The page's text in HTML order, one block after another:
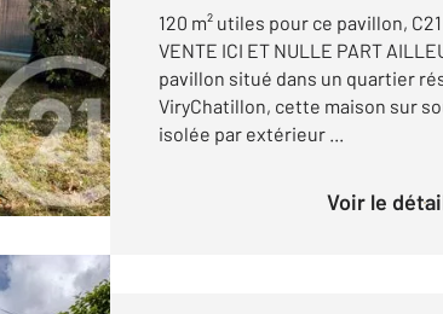
120 m² utiles pour ce pavillon,
VENTE ICI ET NULLE PART
pavillon situé dans un quartier
ViryChatillon, cette maison sur
isolée par extérieur ...
Voir le